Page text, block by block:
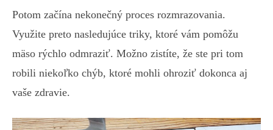
Potom začína nekonečný proces rozmrazovania.
Využite preto nasledujúce triky, ktoré vám pomôžu
mäso rýchlo odmraziť. Možno zistíte, že ste pri tom
robili niekoľko chýb, ktoré mohli ohroziť dokonca aj
vaše zdravie.